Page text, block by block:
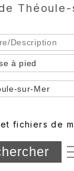
fichiers de